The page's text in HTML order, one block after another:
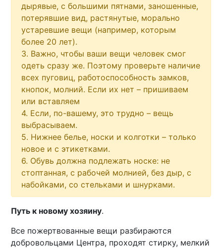
дырявые, с большими пятнами, заношенные,
потерявшие вид, растянутые, морально
устаревшие вещи (например, которым
более 20 лет).
3. Важно, чтобы ваши вещи человек смог
одеть сразу же. Поэтому проверьте наличие
всех пуговиц, работоспособность замков,
кнопок, молний. Если их нет – пришиваем
или вставляем
4. Если, по-вашему, это трудно – вещь
выбрасываем.
5. Нижнее белье, носки и колготки – только
новое и с этикетками.
6. Обувь должна подлежать носке: не
стоптанная, с рабочей молнией, без дыр, с
набойками, со стельками и шнурками.
Путь к новому хозяину.
Все пожертвованные вещи разбираются
добровольцами Центра, проходят стирку, мелкий